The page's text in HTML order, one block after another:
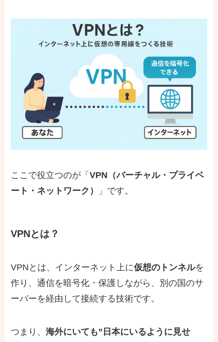
ここで役立つのが「VPN（バーチャル・プライベ
ート・ネットワーク）
」です。
VPNとは？
VPNとは、インターネット上に仮想のトンネルを
作り、通信を暗号化・保護しながら、別の国のサ
ーバーを経由して接続する技術です。
つまり、海外にいても”日本にいるように見せ